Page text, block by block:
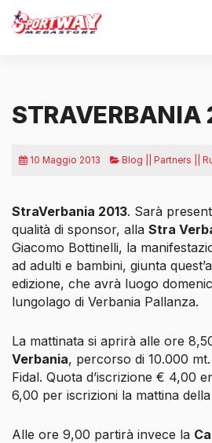
STRAVERBANIA
10 Maggio 2013 Blog || Partners ||
StraVerbania 2013. Sarà
qualità di sponsor, alla Stra
Giacomo Bottinelli, la
ad adulti e bambini, giunta
edizione, che avrà luogo
lungolago di Verbania Pallanza.
La mattinata si aprirà alle ore
Verbania, percorso di 10.000
Fidal. Quota d’iscrizione € 4,00
6,00 per iscrizioni la mattina
Alle ore 9,00 partirà invece la